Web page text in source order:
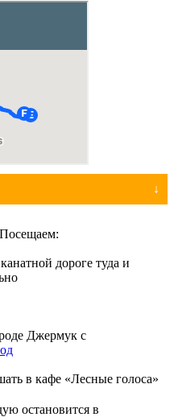
дороге туда и
Джермук с
в кафе «Лесные голоса»
остановится в